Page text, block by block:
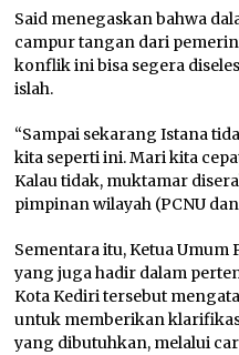
Said menegaskan bahwa
campur tangan dari
konflik ini bisa segera
islah.
“Sampai sekarang Istana
kita seperti ini. Mari kita
Kalau tidak, muktamar
pimpinan wilayah (PCNU dan
Sementara itu, Ketua Umum
yang juga hadir dalam
Kota Kediri tersebut
untuk memberikan
yang dibutuhkan, melalui